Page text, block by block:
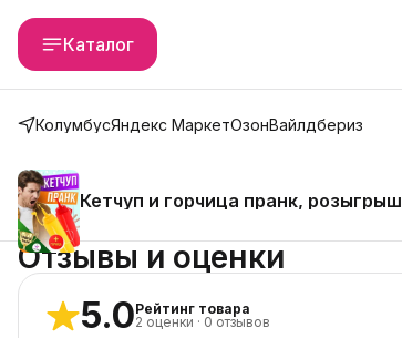
Каталог
КолумбусЯндекс МаркетОзонВайлдбериз
Кетчуп и горчица пранк, розыгрыш
Отзывы и оценки
5.0Рейтинг товара
2 оценки · 0 отзывов